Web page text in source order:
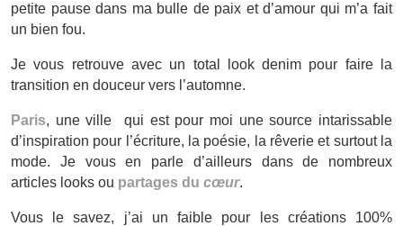
petite pause dans ma bulle de paix et d’amour qui m’a fait
un bien fou.
Je vous retrouve avec un total look denim pour faire la
transition en douceur vers l’automne.
Paris, une ville qui est pour moi une source intarissable
d’inspiration pour l’écriture, la poésie, la rêverie et surtout la
mode. Je vous en parle d’ailleurs dans de nombreux
articles looks ou partages du cœur.
Vous le savez, j’ai un faible pour les créations 100%